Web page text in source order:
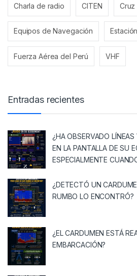
Charla de radio CITEN Cruz
Equipos de Navegación
Fuerza Aérea del Perú VHF
Entradas recientes
¿HA OBSERVADO
EN LA PANTALLA DE SU
ESPECIALMENTE
¿DETECTÓ UN
RUMBO LO ENCONTRÓ?
¿EL CARDUMEN ESTÁ
EMBARCACIÓN?